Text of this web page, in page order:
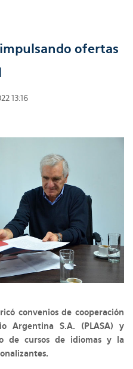
ofertas
13:16
convenios de cooperación
Argentina S.A. (PLASA) y
de cursos de idiomas y la